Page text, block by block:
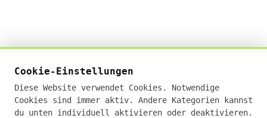
· E-Commerce Manager (IHK)
19+ Jahre Erfahrung · Deutschlandweit remote
Cookie-Einstellungen
Diese Website verwendet Cookies. Notwendige
Cookies sind immer aktiv. Andere Kategorien kannst
du unten individuell aktivieren oder deaktivieren.